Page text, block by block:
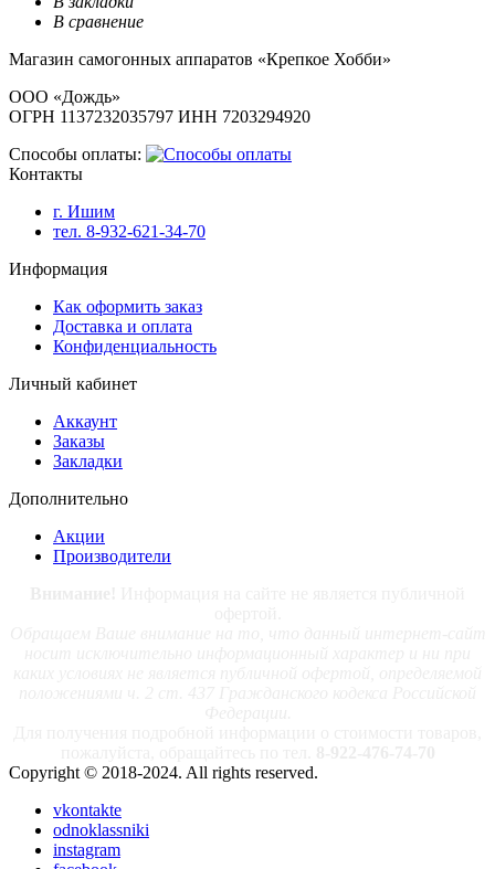
В сравнение
Магазин самогонных аппаратов «Крепкое Хобби»
ООО «Дождь»
ОГРН 1137232035797 ИНН 7203294920
Способы оплаты:
Контакты
г. Ишим
тел. 8-932-621-34-70
Информация
Как оформить заказ
Доставка и оплата
Конфиденциальность
Личный кабинет
Аккаунт
Заказы
Закладки
Дополнительно
Акции
Производители
Copyright © 2018-2024. All rights reserved.
vkontakte
odnoklassniki
instagram